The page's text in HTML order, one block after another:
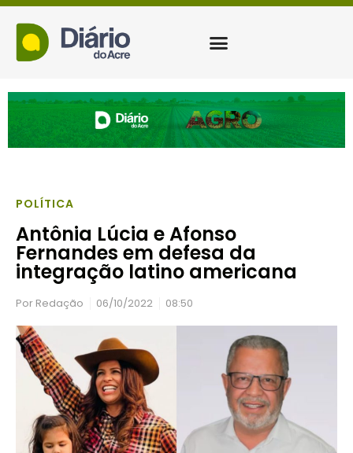
POLÍTICA
Antônia Lúcia e Afonso
Fernandes em defesa da
integração latino americana
Por Redação 06/10/2022 08:50